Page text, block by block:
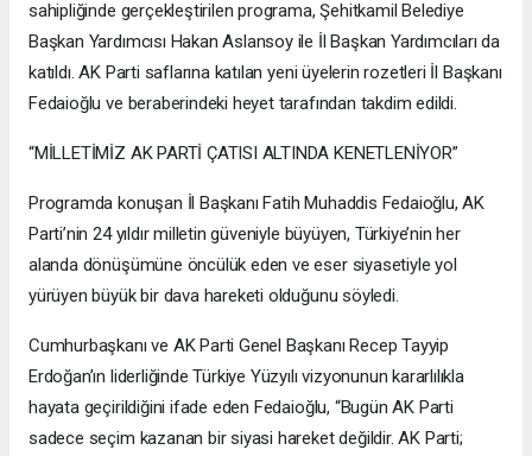
sahipliğinde gerçekleştirilen programa, Şehitkamil Belediye
Başkan Yardımcısı Hakan Aslansoy ile İl Başkan Yardımcıları da
katıldı. AK Parti saflarına katılan yeni üyelerin rozetleri İl Başkanı
Fedaioğlu ve beraberindeki heyet tarafından takdim edildi.
“MİLLETİMİZ AK PARTİ ÇATISI ALTINDA KENETLENİYOR”
Programda konuşan İl Başkanı Fatih Muhaddis Fedaioğlu, AK
Parti’nin 24 yıldır milletin güveniyle büyüyen, Türkiye’nin her
alanda dönüşümüne öncülük eden ve eser siyasetiyle yol
yürüyen büyük bir dava hareketi olduğunu söyledi.
Cumhurbaşkanı ve AK Parti Genel Başkanı Recep Tayyip
Erdoğan’ın liderliğinde Türkiye Yüzyılı vizyonunun kararlılıkla
hayata geçirildiğini ifade eden Fedaioğlu, “Bugün AK Parti
sadece seçim kazanan bir siyasi hareket değildir. AK Parti;